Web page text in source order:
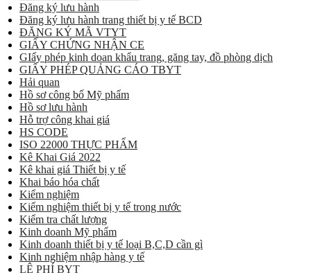
Đăng ký lưu hành
Đăng ký lưu hành trang thiết bị y tế BCD
ĐĂNG KÝ MÃ VTYT
GIẤY CHỨNG NHẬN CE
GIấy phép kinh doan khẩu trang, găng tay, đồ phòng dịch
GIẤY PHÉP QUẢNG CÁO TBYT
Hải quan
Hồ sơ công bố Mỹ phẩm
Hồ sơ lưu hành
Hỗ trợ công khai giá
HS CODE
ISO 22000 THỰC PHẨM
Kê Khai Giá 2022
Kê khai giá Thiết bị y tế
Khai báo hóa chất
Kiểm nghiệm
Kiểm nghiệm thiết bị y tế trong nước
Kiểm tra chất lượng
Kinh doanh Mỹ phẩm
Kinh doanh thiết bị y tế loại B,C,D cần gì
Kinh nghiệm nhập hàng y tế
LỆ PHÍ BYT